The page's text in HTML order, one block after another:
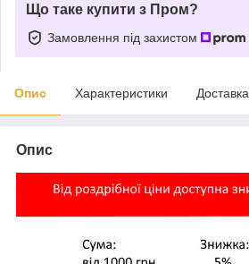
Що таке купити з Пром?
Замовлення під захистом
Опис Характеристики Доставка
Опис